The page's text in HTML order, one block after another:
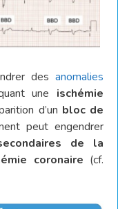
des anomalies
une ischémie
d’un bloc de
peut engendrer
de la
coronaire (cf.